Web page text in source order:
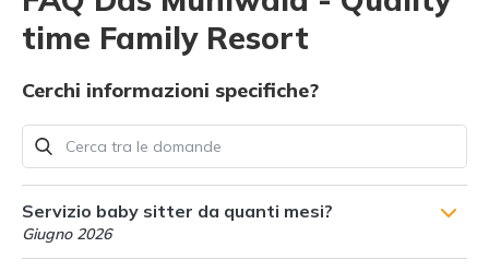
time Family Resort
Cerchi informazioni specifiche?
Servizio baby sitter da quanti mesi?
Giugno 2026